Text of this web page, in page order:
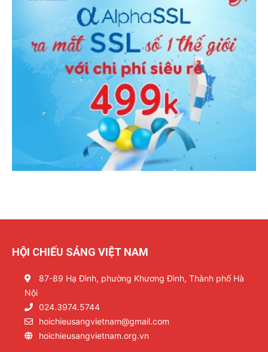
HỘI CHIẾU SÁNG VIỆT NAM
87-89 Hạ Đình, phường Khương Đình, Thành phố Hà
Nội
024.3974.5744
hoichieusangvietnam@gmail.com
hoichieusangvietnam.org.vn